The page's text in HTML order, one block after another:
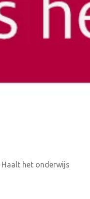
het onderwijs